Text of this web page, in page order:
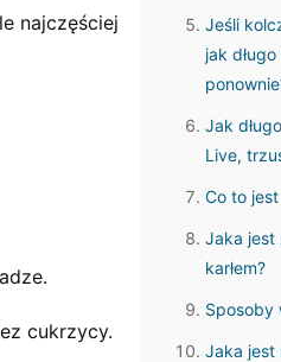
najczęściej
cukrzycy.
Jeśli
jak
Jak
Live,
Co to
Jaka jest
karłem?
Sposoby
Jaka jest